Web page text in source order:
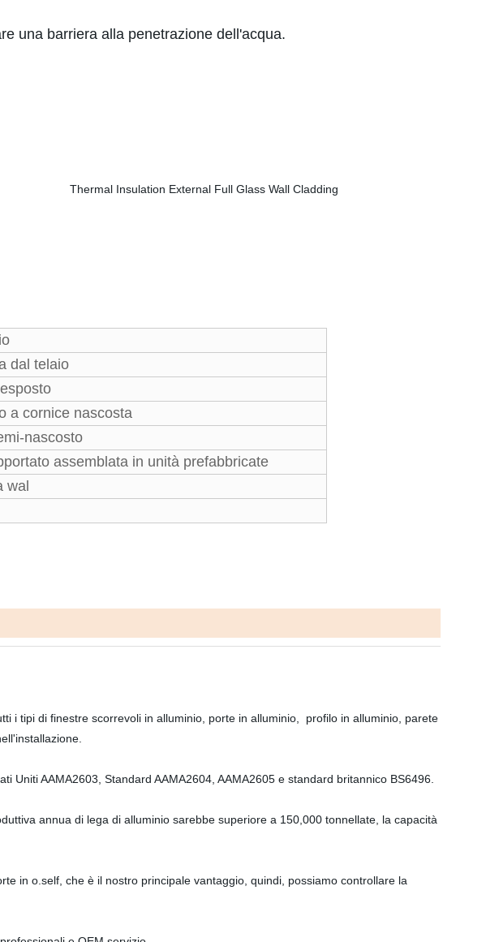
una barriera alla penetrazione dell'acqua.
dal telaio
a cornice nascosta
nascosto
assemblata in unità prefabbricate
wal
i tipi di finestre scorrevoli in alluminio, porte in alluminio, profilo in alluminio, parete
Uniti AAMA2603, Standard AAMA2604, AAMA2605 e standard britannico BS6496.
annua di lega di alluminio sarebbe superiore a 150,000 tonnellate, la capacità
in o.self, che è il nostro principale vantaggio, quindi, possiamo controllare la